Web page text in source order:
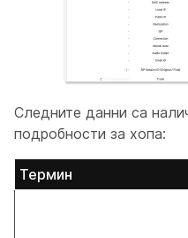
Следните данни са
подробности за хопа:
Термин